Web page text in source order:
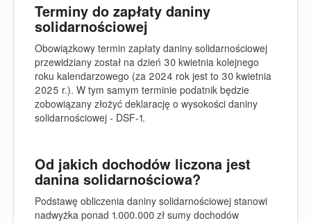
Terminy do zapłaty daniny
solidarnościowej
Obowiązkowy termin zapłaty daniny solidarnościowej
przewidziany został na dzień 30 kwietnia kolejnego
roku kalendarzowego (za 2024 rok jest to 30 kwietnia
2025 r.). W tym samym terminie podatnik będzie
zobowiązany złożyć deklarację o wysokości daniny
solidarnościowej - DSF-1.
Od jakich dochodów liczona jest
danina solidarnościowa?
Podstawę obliczenia daniny solidarnościowej stanowi
nadwyżka ponad 1.000.000 zł sumy dochodów